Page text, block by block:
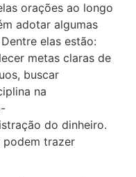
orações ao longo
adotar algumas
elas estão:
metas claras de
buscar
na
do dinheiro.
podem trazer